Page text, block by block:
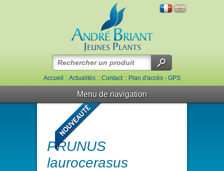
Accueil::Actualités::Contact::Plan d'accès - GPS
Menu de navigation
PRUNUS
laurocerasus